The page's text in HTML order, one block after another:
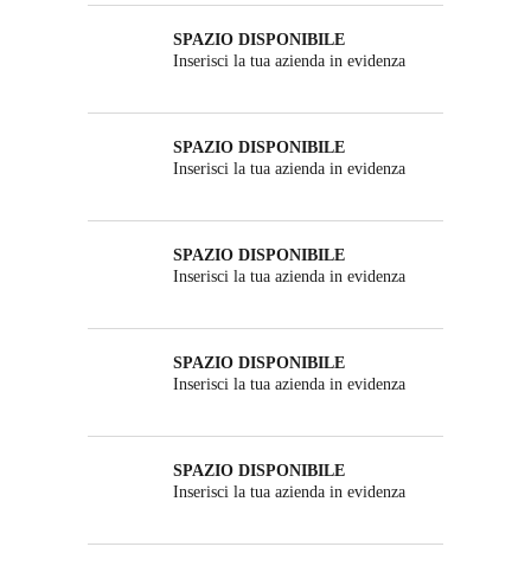
SPAZIO DISPONIBILE
Inserisci la tua azienda in evidenza
SPAZIO DISPONIBILE
Inserisci la tua azienda in evidenza
SPAZIO DISPONIBILE
Inserisci la tua azienda in evidenza
SPAZIO DISPONIBILE
Inserisci la tua azienda in evidenza
SPAZIO DISPONIBILE
Inserisci la tua azienda in evidenza